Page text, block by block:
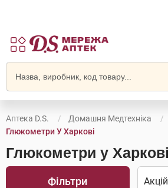
Аптека D.S. Домашня Медтехніка
Глюкометри У Харкові
Глюкометри у Харкові
Фільтри